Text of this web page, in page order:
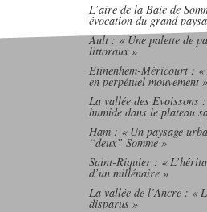
L’aire de la Baie de
évocation du grand
Ault : « Une palette de
littoraux »
Etinenhem-Méricourt : «
en perpétuel mouvement »
La vallée des Evoissons
humide dans le plateau
Ham : « Un paysage
“deux” Somme »
Saint-Riquier : «
d’un millénaire »
La vallée de l’Ancre : «
disparus »